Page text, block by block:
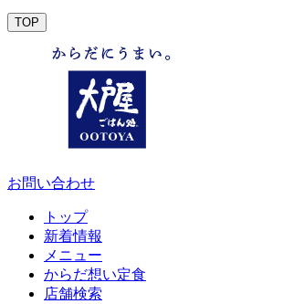
TOP
お問い合わせ
トップ
新着情報
メニュー
からだ想い定食
店舗検索